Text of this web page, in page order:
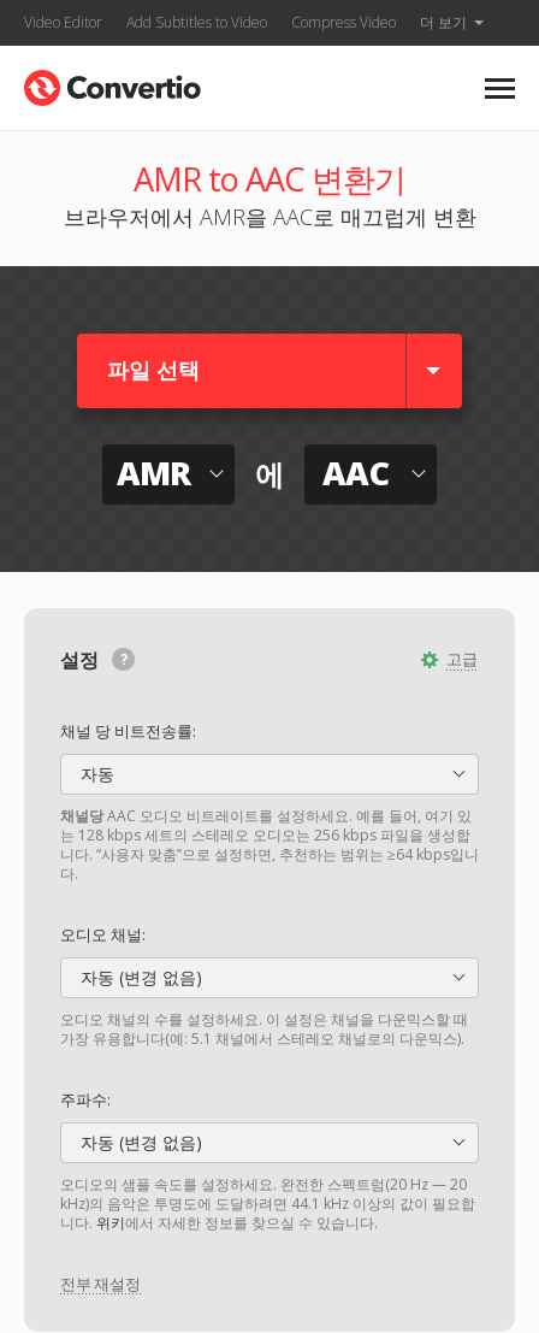
Video Editor Add Subtitles to Video Compress Video 더 보기
AMR to AAC 변환기
브라우저에서 AMR을 AAC로 매끄럽게 변환
파일 선택
AMR 에 AAC
고급
설정
채널 당 비트전송률:
자동
채널당AAC 오디오 비트레이트를 설정하세요. 예를 들어, 여기 있
는 128 kbps 세트의 스테레오 오디오는 256 kbps 파일을 생성합
니다. “사용자 맞춤”으로 설정하면, 추천하는 범위는 ≥64 kbps입니
다.
오디오 채널:
자동 (변경 없음)
오디오 채널의 수를 설정하세요. 이 설정은 채널을 다운믹스할 때
가장 유용합니다(예: 5.1 채널에서 스테레오 채널로의 다운믹스).
주파수:
자동 (변경 없음)
오디오의 샘플 속도를 설정하세요. 완전한 스펙트럼(20 Hz — 20
kHz)의 음악은 투명도에 도달하려면 44.1 kHz 이상의 값이 필요합
니다. 위키에서 자세한 정보를 찾으실 수 있습니다.
전부 재설정